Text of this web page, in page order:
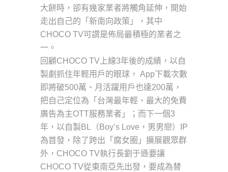
大餅時，卻有幾家業者將觸角延伸，開始
走出自己的「新南向政策」，其中
CHOCO TV可謂是佈局最積極的業者之
一。
回顧CHOCO TV上線3年後的成績，以自
製劇抓住年輕用戶的眼球， App下載次數
即將破500萬、月活躍用戶也達200萬，
把自己定位為「台灣最年輕、最大的免費
廣告為主OTT服務業者」；而下一個3
年，以自製BL（Boy’s Love，男男戀）IP
為首發，除了跨出「腐女圈」擴展觀眾群
外，CHOCO TV執行長劉于遜要讓
CHOCO TV從東南亞先出發，要成為替